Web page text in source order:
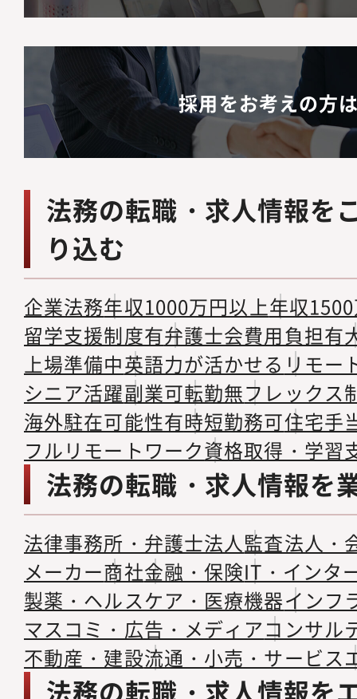
採用をお考えの方
法務の転職・求人情報を
り込む
企業法務年収1000万円以上年収
留学支援制度有弁護士会費用負担有
上場準備中英語力が活かせる リモー
シニア活躍副業可転勤無フレックス
海外駐在可能性有時短勤務可住宅手
フルリモートワーク資格取得・学習
法務の転職・求人情報を
法律事務所・弁護士法人監査法人・
メーカー商社金融・保険IT・インタ
製薬・ヘルスケア・医療機器インフ
マスコミ・広告・メディアコンサル
不動産・建設流通・小売・サービス
法務の転職・求人情報を